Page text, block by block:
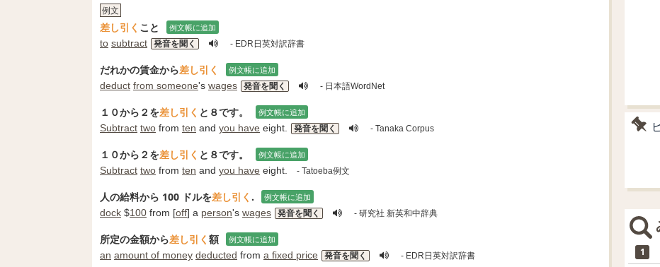
例文
差し引く こと 例文帳に追加
to subtract 発音を聞く - EDR日英対訳辞書
だれかの賃金から差し引く 例文帳に追加
deduct from someone's wages 発音を聞く - 日本語WordNet
１０から２を差し引く と８です。 例文帳に追加
Subtract two from ten and you have eight. 発音を聞く - Tanaka Corpus
１０から２を差し引く と８です。 例文帳に追加
Subtract two from ten and you have eight. - Tatoeba例文
人の給料から 100 ドルを差し引く . 例文帳に追加
dock $100 from [off] a person's wages 発音を聞く - 研究社 新英和中辞典
所定の金額から差し引く 額 例文帳に追加
an amount of money deducted from a fixed price 発音を聞く - EDR日英対訳辞書 1